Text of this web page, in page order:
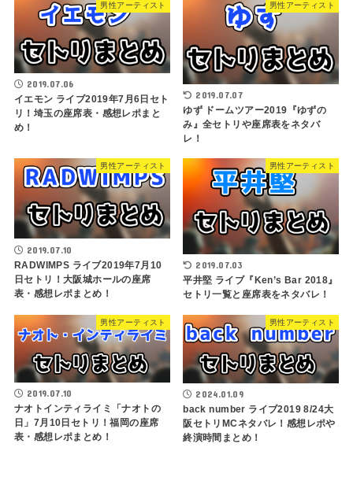
男性アーティスト
2019.07.06
イエモン ライブ2019年7月6日セト
リ！埼玉の座席表・感想レポまと
め！
男性アーティスト
2019.07.07
ゆず ドームツアー2019『ゆずの
み』全セトリや座席表をネタバ
レ！
男性アーティスト
2019.07.10
RADWIMPS ライブ2019年7月10
日セトリ！大阪城ホールの座席
表・感想レポまとめ！
男性アーティスト
2019.07.03
平井堅 ライブ『Ken’s Bar 2018』
セトリ一覧と座席表をネタバレ！
男性アーティスト
2019.07.10
ナオトインティライミ「ナオトの
日」7月10日セトリ！福岡の座席
表・感想レポまとめ！
男性アーティスト
2024.01.09
back number ライブ2019 8/24大
阪セトリMCネタバレ！感想レポや
終演時間まとめ！